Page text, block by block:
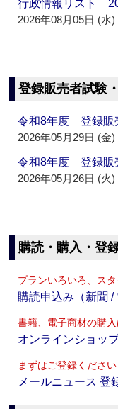
行政情報リスト
2026年08月05日 (水)
登録販売者試験
令和8年度 登録販
2026年05月29日 (金)
令和8年度 登録販
2026年05月26日 (火)
購読・購入・登
プランいろいろ、ス
購読申込み（新聞 /
書籍、電子商材の購
オンラインショッ
まずはご登録ください
メールニュース 登